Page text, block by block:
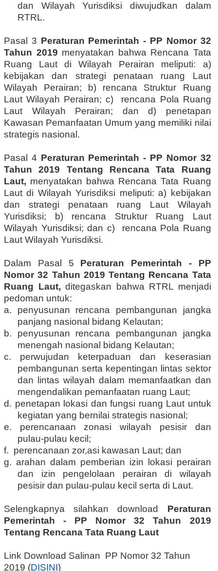
dan Wilayah Yurisdiksi diwujudkan dalam
RTRL.
Pasal 3 Peraturan Pemerintah - PP Nomor 32
Tahun 2019 menyatakan bahwa Rencana Tata
Ruang Laut di Wilayah Perairan meliputi: a)
kebijakan dan strategi penataan ruang Laut
Wilayah Perairan; b) rencana Struktur Ruang
Laut Wilayah Perairan; c) rencana Pola Ruang
Laut Wilayah Perairan; dan d) penetapan
Kawasan Pemanfaatan Umum yang memiliki nilai
strategis nasional.
Pasal 4 Peraturan Pemerintah - PP Nomor 32
Tahun 2019 Tentang Rencana Tata Ruang
Laut, menyatakan bahwa Rencana Tata Ruang
Laut di Wilayah Yurisdiksi meliputi: a) kebijakan
dan strategi penataan ruang Laut Wilayah
Yurisdiksi; b) rencana Struktur Ruang Laut
Wilayah Yurisdiksi; dan c) rencana Pola Ruang
Laut Wilayah Yurisdiksi.
Dalam Pasal 5 Peraturan Pemerintah - PP
Nomor 32 Tahun 2019 Tentang Rencana Tata
Ruang Laut,ditegaskan bahwa RTRL menjadi
pedoman untuk:
a. penyusunan rencana pembangunan jangka
panjang nasional bidang Kelautan;
b. penyusunan rencana pembangunan jangka
menengah nasional bidang Kelautan;
c. perwujudan keterpaduan dan keserasian
pembangunan serta kepentingan lintas sektor
dan lintas wilayah dalam memanfaatkan dan
mengendalikan pemanfaatan ruang Laut;
d. penetapan lokasi dan fungsi ruang Laut untuk
kegiatan yang bernilai strategis nasional;
e. perencanaan zonasi wilayah pesisir dan
pulau-pulau kecil;
f. perencanaan zor,asi kawasan Laut; dan
g. arahan dalam pemberian izin lokasi perairan
dan izin pengelolaan perairan di wilayah
pesisir dan pulau-pulau kecil serta di Laut.
Selengkapnya silahkan download Peraturan
Pemerintah - PP Nomor 32 Tahun 2019
Tentang Rencana Tata Ruang Laut
Link Download Salinan PP Nomor 32 Tahun
2019 (DISINI)